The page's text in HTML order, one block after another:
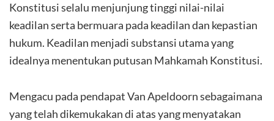
Konstitusi selalu menjunjung tinggi nilai-nilai
keadilan serta bermuara pada keadilan dan kepastian
hukum. Keadilan menjadi substansi utama yang
idealnya menentukan putusan Mahkamah Konstitusi.
Mengacu pada pendapat Van Apeldoorn sebagaimana
yang telah dikemukakan di atas yang menyatakan